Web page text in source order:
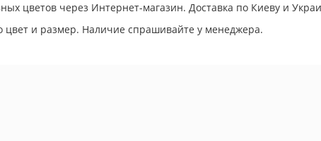
цветов через Интернет-магазин. Доставка по Киеву и
и размер. Наличие спрашивайте у менеджера.